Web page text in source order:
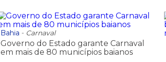
Bahia - Carnaval
Governo do Estado garante Carnaval
em mais de 80 municí­pios baianos